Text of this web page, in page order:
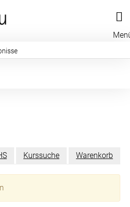
Kurssuche Warenkorb